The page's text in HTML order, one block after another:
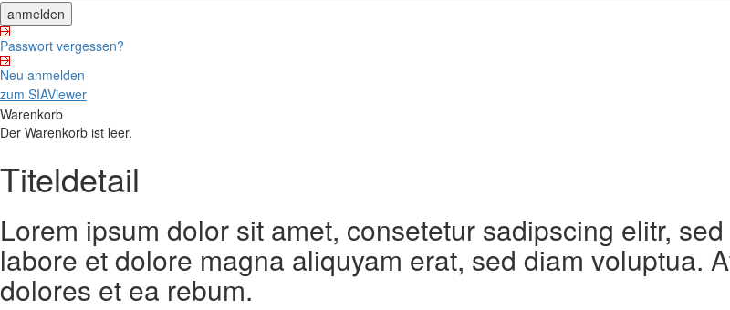
Passwort vergessen?
Neu anmelden
zum SIAViewer
Warenkorb
Der Warenkorb ist leer.
Titeldetail
Lorem ipsum dolor sit amet, consetetur sadipscing elitr,
labore et dolore magna aliquyam erat, sed diam voluptua.
dolores et ea rebum.